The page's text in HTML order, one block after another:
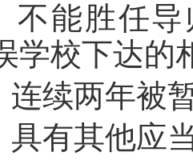
不能胜任
学校下达的
连续两年被
具有其他应